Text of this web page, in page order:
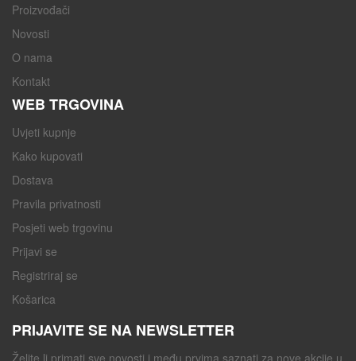
Proizvođači
Novosti
O nama
Kontakt
WEB TRGOVINA
Uvjeti kupnje
Kako kupovati
Dostava
Pravila privatnosti
Posjeti web trgovinu
Prijavi se
Registriraj se
Košarica
PRIJAVITE SE NA NEWSLETTER
Želite li primati sve novosti i među prvima saznati za nove akcije u